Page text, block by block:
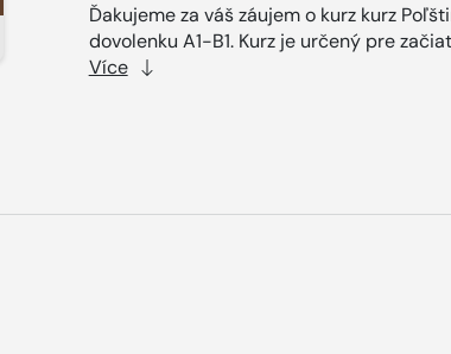
Ďakujeme za váš záujem o kurz kurz
dovolenku A1-B1. Kurz je určený pre
Více